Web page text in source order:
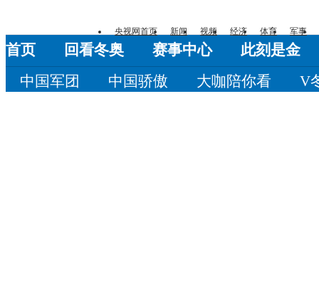
央视网首页 新闻 视频 经济 体育 军事
首页 回看冬奥 赛事中心
此刻是金
中国军团
中国骄傲 大咖陪你看
V